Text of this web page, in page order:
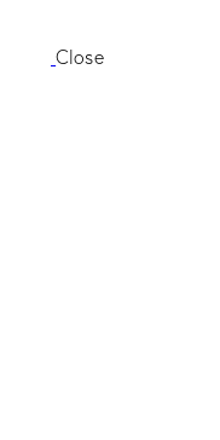
Close